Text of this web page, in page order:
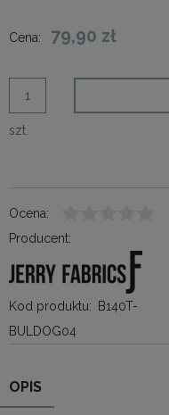
Cena: 79,90 zł
szt.
Ocena:
Producent:
Kod produktu:
B140T-
BULDOG04
OPIS